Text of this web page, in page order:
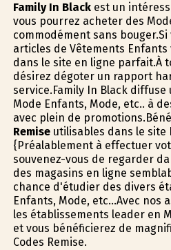
Family In Blackest un
vous pourrez acheter des
commodément sans
articles de Vêtements Enfants
dans le site en ligne parfait.À
désirez dégoter un rapport
service.Family In Black diffuse
Mode Enfants, Mode, etc.. à
avec plein de
Remiseutilisables dans le site
{Préalablement à effectuer
souvenez-vous de regarder
des magasins en ligne
chance d'étudier des divers
Enfants, Mode, etc...Avec nos
les établissements leader en
et vous bénéficierez de
Codes Remise.